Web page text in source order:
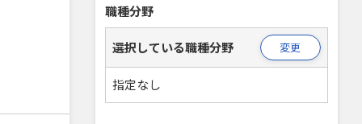
職種分野
選択している職種分野 変更
指定なし